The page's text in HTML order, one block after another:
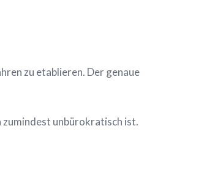
zu etablieren. Der genaue
zumindest unbürokratisch ist.